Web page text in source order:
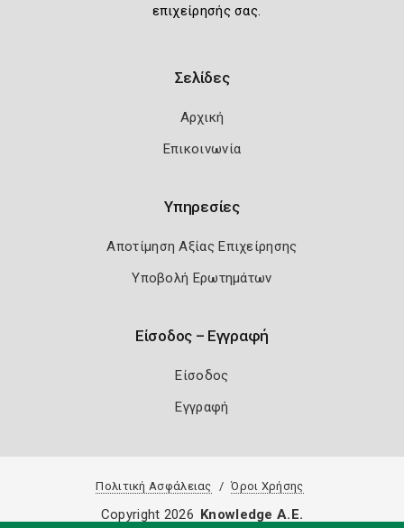
επιχείρησής σας.
Σελίδες
Αρχική
Επικοινωνία
Υπηρεσίες
Αποτίμηση Αξίας Επιχείρησης
Υποβολή Ερωτημάτων
Είσοδος – Εγγραφή
Είσοδος
Εγγραφή
Πολιτική Ασφάλειας Όροι Χρήσης
Copyright 2026 Knowledge A.E.